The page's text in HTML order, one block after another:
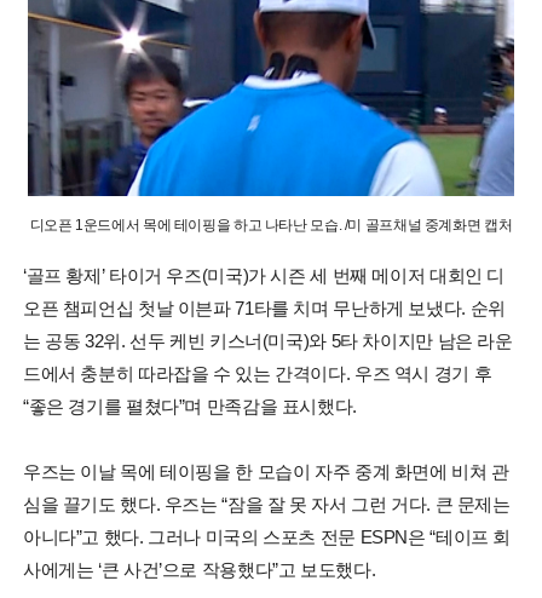
디오픈 1운드에서 목에 테이핑을 하고 나타난 모습. /미 골프채널 중계화면 캡처
‘골프 황제’ 타이거 우즈(미국)가 시즌 세 번째 메이저 대회인 디
오픈 챔피언십 첫날 이븐파 71타를 치며 무난하게 보냈다. 순위
는 공동 32위. 선두 케빈 키스너(미국)와 5타 차이지만 남은 라운
드에서 충분히 따라잡을 수 있는 간격이다. 우즈 역시 경기 후
“좋은 경기를 펼쳤다”며 만족감을 표시했다.
우즈는 이날 목에 테이핑을 한 모습이 자주 중계 화면에 비쳐 관
심을 끌기도 했다. 우즈는 “잠을 잘 못 자서 그런 거다. 큰 문제는
아니다”고 했다. 그러나 미국의 스포츠 전문 ESPN은 “테이프 회
사에게는 ‘큰 사건’으로 작용했다”고 보도했다.